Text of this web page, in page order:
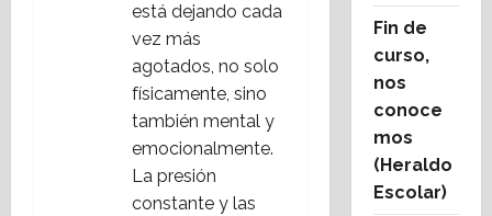
está dejando cada
vez más
agotados, no solo
físicamente, sino
también mental y
emocionalmente.
La presión
constante y las
Fin de
curso,
nos
conoce
mos
(Heraldo
Escolar)